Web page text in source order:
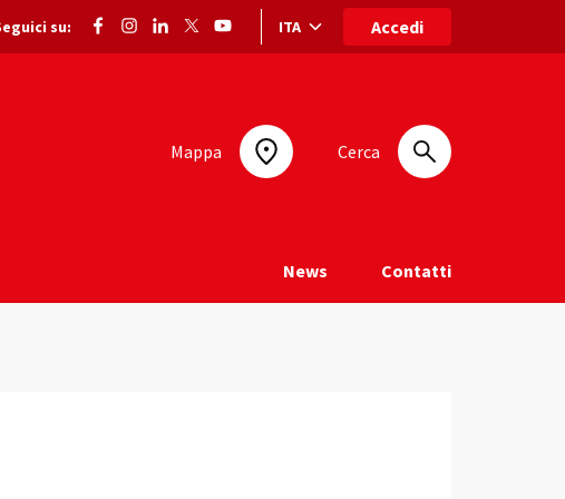
su: Selezione lingua: lingua selezionata
ITA Accedi
Mappa Cerca
News Contatti